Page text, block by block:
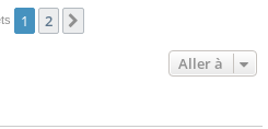
1 2
Aller à